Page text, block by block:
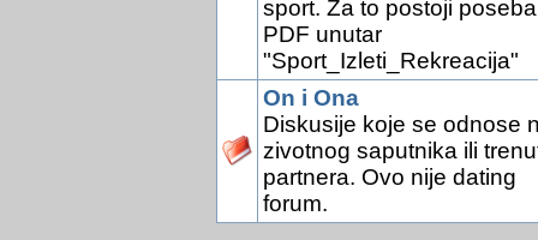
sport. Za to postoji
PDF unutar
"Sport_Izleti_Rekreacija"
On i Ona
Diskusije koje se odnose
zivotnog saputnika ili
partnera. Ovo nije dating
forum.